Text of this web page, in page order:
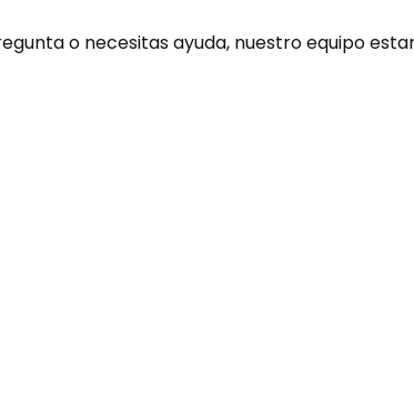
o necesitas ayuda, nuestro equipo